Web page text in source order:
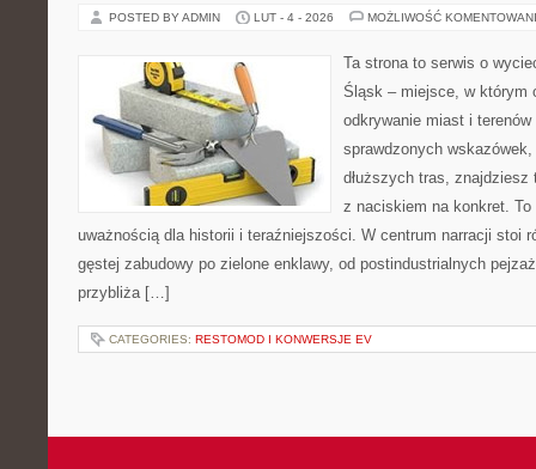
POSTED BY ADMIN LUT - 4 - 2026 MOŻLIWOŚĆ
Ta strona to serwis o
Śląsk – miejsce, w którym
odkrywanie miast i
sprawdzonych
dłuższych tras,
z naciskiem na konkret.
uważnością dla historii i teraźniejszości. W centrum narracji stoi
gęstej zabudowy po zielone enklawy, od postindustrialnych
przybliża […]
CATEGORIES: RESTOMOD I KONWERSJE EV